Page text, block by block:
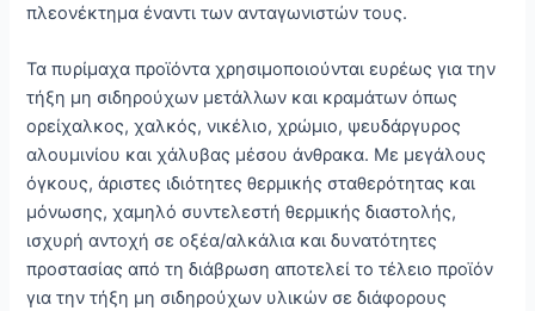
πλεονέκτημα έναντι των ανταγωνιστών τους.
Τα πυρίμαχα προϊόντα χρησιμοποιούνται ευρέως για την
τήξη μη σιδηρούχων μετάλλων και κραμάτων όπως
ορείχαλκος, χαλκός, νικέλιο, χρώμιο, ψευδάργυρος
αλουμινίου και χάλυβας μέσου άνθρακα. Με μεγάλους
όγκους, άριστες ιδιότητες θερμικής σταθερότητας και
μόνωσης, χαμηλό συντελεστή θερμικής διαστολής,
ισχυρή αντοχή σε οξέα/αλκάλια και δυνατότητες
προστασίας από τη διάβρωση αποτελεί το τέλειο προϊόν
για την τήξη μη σιδηρούχων υλικών σε διάφορους